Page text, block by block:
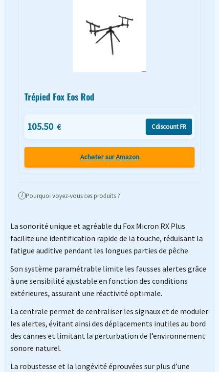
Trépied Fox Eos Rod
105.50 € Cdiscount FR
Acheter sur Amazon
i Pourquoi voyez-vous ces produits ?
La sonorité unique et agréable du Fox Micron RX Plus
facilite une identification rapide de la touche, réduisant la
fatigue auditive pendant les longues parties de pêche.
Son système paramétrable limite les fausses alertes grâce
à une sensibilité ajustable en fonction des conditions
extérieures, assurant une réactivité optimale.
La centrale permet de centraliser les signaux et de moduler
les alertes, évitant ainsi des déplacements inutiles au bord
des cannes et limitant la perturbation de l’environnement
sonore naturel.
La robustesse et la longévité éprouvées sur plus d’une